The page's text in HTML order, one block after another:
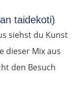
taidekoti)
siehst du Kunst
dieser Mix aus
den Besuch